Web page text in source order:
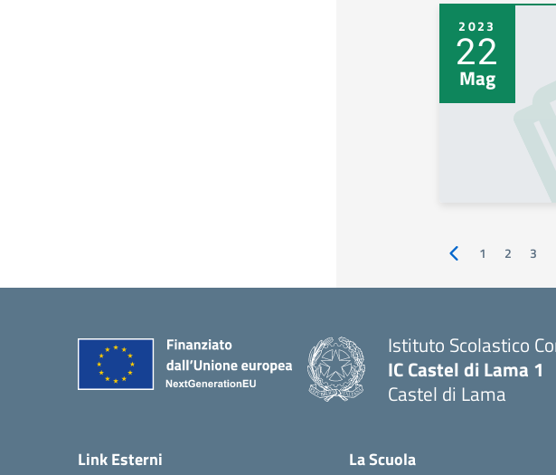
2023
22
Mag
Pagina precedente
1 2 3
Istituto Scolastico
IC Castel di Lama 1
Castel di Lama
Link Esterni La Scuola